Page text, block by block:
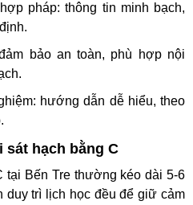
pháp: thông tin minh bạch,
bảo an toàn, phù hợp nội
hướng dẫn dễ hiểu, theo
sát hạch bằng C
tại Bến Tre thường kéo dài 5-6
duy trì lịch học đều để giữ cảm